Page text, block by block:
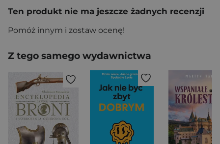
Ten produkt nie ma jeszcze żadnych recenzji
Pomóż innym i zostaw ocenę!
Z tego samego wydawnictwa